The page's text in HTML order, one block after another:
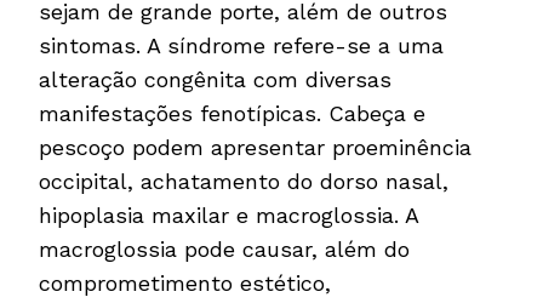
sejam de grande porte, além de outros
sintomas. A síndrome refere-se a uma
alteração congênita com diversas
manifestações fenotípicas. Cabeça e
pescoço podem apresentar proeminência
occipital, achatamento do dorso nasal,
hipoplasia maxilar e macroglossia. A
macroglossia pode causar, além do
comprometimento estético,